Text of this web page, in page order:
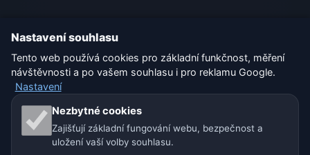
Nastavení
Naše weby o počasí:
🇨🇿 Česko 🇭🇷 Chorvatsko 🇧🇬 Bulharsko
Nastavení souhlasu
Tento web používá cookies pro základní funkčnost, měření
návštěvnosti a po vašem souhlasu i pro reklamu Google.
Nastavení
Nezbytné cookies
Zajišťují základní fungování webu, bezpečnost a
uložení vaší volby souhlasu.